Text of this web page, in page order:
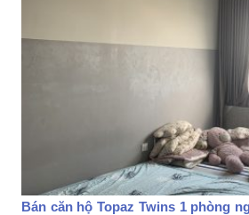
Bán căn hộ Topaz Twins 1 phòng